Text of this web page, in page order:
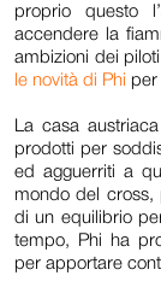
proprio questo
accendere la
ambizioni dei
le novità di Phi per
La casa
prodotti per
ed agguerriti a
mondo del cross,
di un equilibrio
tempo, Phi ha
per apportare